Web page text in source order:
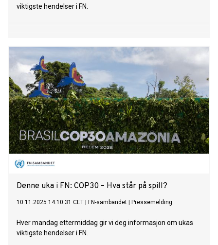
viktigste hendelser i FN.
Denne uka i FN: COP30 – Hva står på spill?
10.11.2025 14:10:31 CET FN-sambandet Pressemelding
Hver mandag ettermiddag gir vi deg informasjon om ukas
viktigste hendelser i FN.